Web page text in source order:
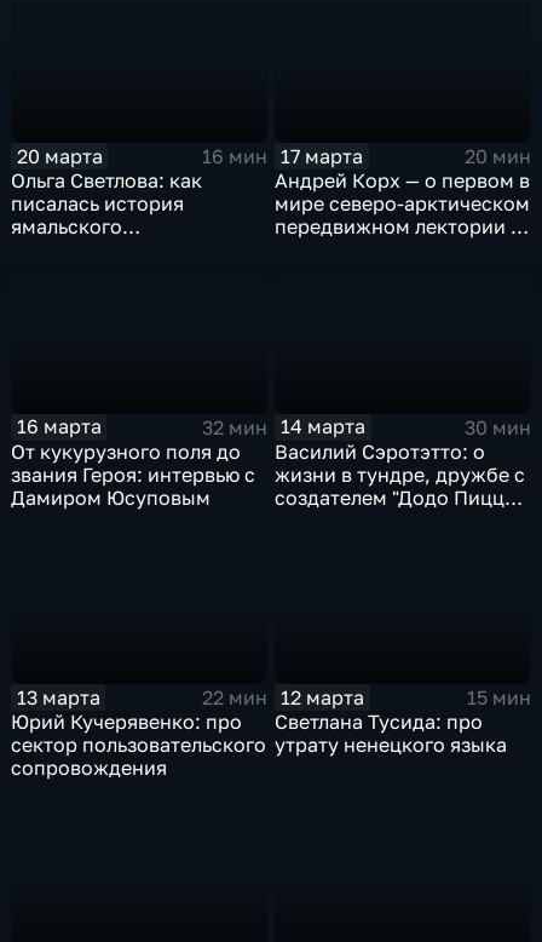
20 марта
16 мин
Ольга Светлова: как
писалась история
ямальского
17 марта
20 мин
Андрей Корх — о первом в
мире северо-арктическом
передвижном лектории и
16 марта
32 мин
От кукурузного поля до
звания Героя: интервью с
Дамиром Юсуповым
14 марта
30 мин
Василий Сэротэтто: о
жизни в тундре, дружбе с
создателем "Додо Пиццы"
13 марта
22 мин
Юрий Кучерявенко: про
сектор пользовательского
сопровождения
12 марта
15 мин
Светлана Тусида: про
утрату ненецкого языка